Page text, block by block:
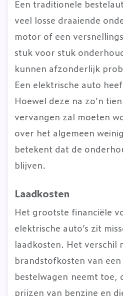
Een traditionele
veel losse draaiende
motor of een
stuk voor stuk
kunnen afzonderlijk
Een elektrische auto
Hoewel deze na zo’n
vervangen zal moeten
over het algemeen
betekent dat de
blijven.
Laadkosten
Het grootste financiële
elektrische auto’s zit
laadkosten. Het verschil
brandstofkosten van een
bestelwagen neemt toe,
prijzen van benzine en